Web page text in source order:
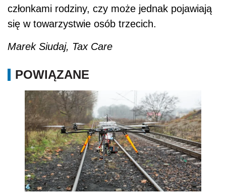
członkami rodziny, czy może jednak pojawiają
się w towarzystwie osób trzecich.
Marek Siudaj, Tax Care
POWIĄZANE